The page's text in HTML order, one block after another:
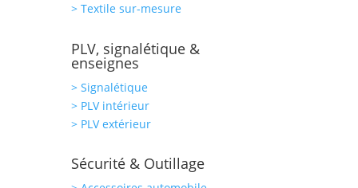
> Textile sur-mesure
PLV, signalétique &
enseignes
> Signalétique
> PLV intérieur
> PLV extérieur
Sécurité & Outillage